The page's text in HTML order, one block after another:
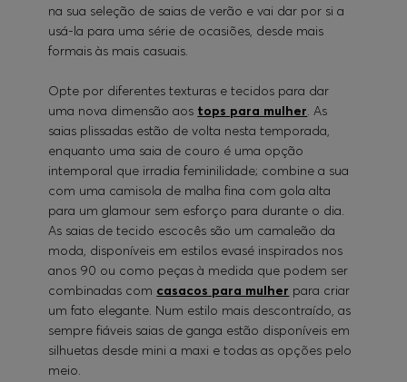
na sua seleção de saias de verão e vai dar por si a
usá-la para uma série de ocasiões, desde mais
formais às mais casuais.
Opte por diferentes texturas e tecidos para dar
uma nova dimensão aos tops para mulher . As
saias plissadas estão de volta nesta temporada,
enquanto uma saia de couro é uma opção
intemporal que irradia feminilidade; combine a sua
com uma camisola de malha fina com gola alta
para um glamour sem esforço para durante o dia.
As saias de tecido escocês são um camaleão da
moda, disponíveis em estilos evasé inspirados nos
anos 90 ou como peças à medida que podem ser
combinadas com casacos para mulher para criar
um fato elegante. Num estilo mais descontraído, as
sempre fiáveis saias de ganga estão disponíveis em
silhuetas desde mini a maxi e todas as opções pelo
meio.